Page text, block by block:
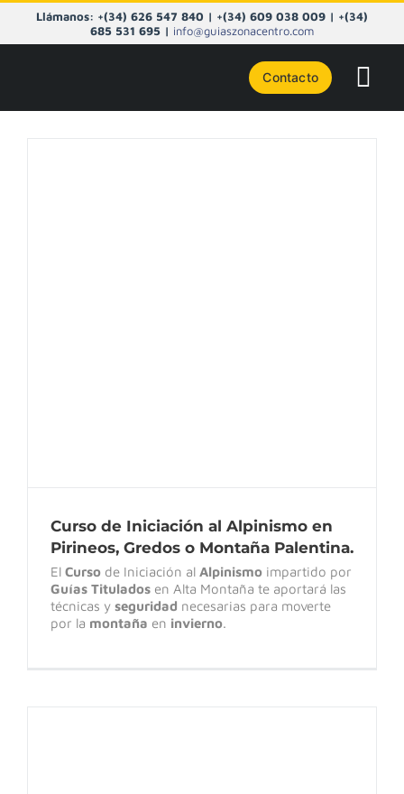
Saltar
contenido
Llámanos: +(34) 626 547 840 | +(34) 609 038 009 | +(34)
685 531 695 | info@guiaszonacentro.com
Contacto
Curso de Iniciación al Alpinismo en
Pirineos, Gredos o Montaña Palentina.
El Curso de Iniciación al Alpinismo impartido por
Guías Titulados en Alta Montaña te aportará las
técnicas y seguridad necesarias para moverte
por la montaña en invierno.